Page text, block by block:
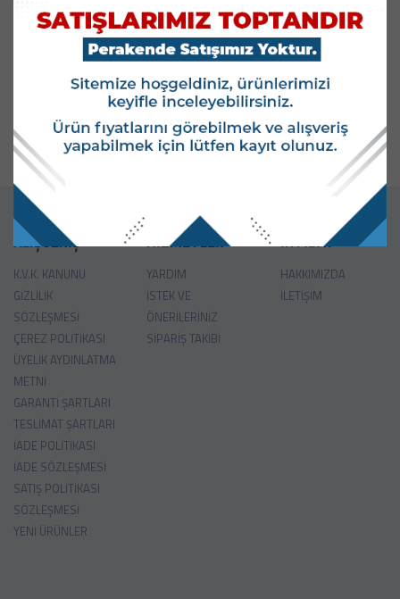
sunuyoruz.
Keskin Hediyelik, sektördeki gelişmeleri
yakından takip ederek, yüksek talep gören
sürekli ve istikrarlı tedarikanlayışıyla iş
ortaklarına ulaştırmayı ilke edinmiştir.
ALIŞVERİŞ
K.V.K. KANUNU
GIZLILIK
SÖZLEŞMESI
ÇEREZ POLITIKASI
ÜYELIK AYDINLATMA
METNI
GARANTI ŞARTLARI
TESLIMAT ŞARTLARI
İADE POLITIKASI
İADE SÖZLEŞMESI
SATIŞ POLITIKASI
SÖZLEŞMESI
YENI ÜRÜNLER
HİZMETLER
YARDIM
İSTEK VE
ÖNERILERINIZ
SIPARIŞ TAKIBI
İRTİBAT
HAKKIMIZDA
İLETIŞIM